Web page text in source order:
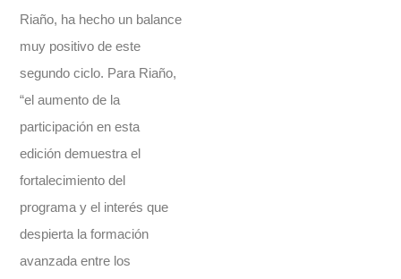
Riaño, ha hecho un balance
muy positivo de este
segundo ciclo. Para Riaño,
“el aumento de la
participación en esta
edición demuestra el
fortalecimiento del
programa y el interés que
despierta la formación
avanzada entre los